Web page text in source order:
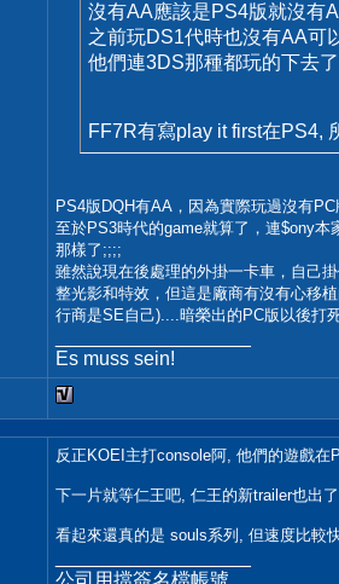
沒有AA應該是PS4版就沒有
之前玩DS1代時也沒有AA可
他們連3DS那種都玩的下去了
FF7R有寫play it first在PS4,
PS4版DQH有AA，因為實際玩過沒有
至於PS3時代的game就算了，連$ony本
那樣了;;;;
雖然說現在後處理的外掛一卡車，自己
整光影和特效，但這是廠商有沒有心移
行商是SE自己)....暗榮出的PC版以後打
Es muss sein!
反正KOEI主打console阿, 他們的遊戲在
下一片就等仁王吧, 仁王的新trailer也出了
看起來還真的是 souls系列, 但速度比較
公司用擋簽名檔帳號